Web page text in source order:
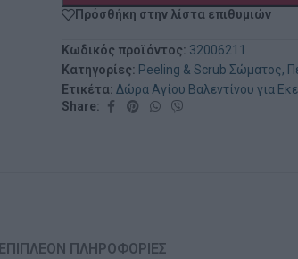
Πρόσθήκη στην λίστα επιθυμιών
Κωδικός προϊόντος: 32006211
Κατηγορίες: Peeling & Scrub Σώματος,
Ετικέτα: Δώρα Αγίου Βαλεντίνου για
Share:
ΕΠΙΠΛΈΟΝ ΠΛΗΡΟΦΟΡΊΕΣ